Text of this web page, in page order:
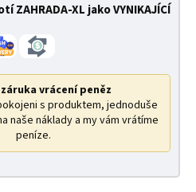
ZAHRADA-XL jako VYNIKAJÍCÍ
vrácení peněz
s produktem, jednoduše
naše náklady a my vám vrátíme
peníze.